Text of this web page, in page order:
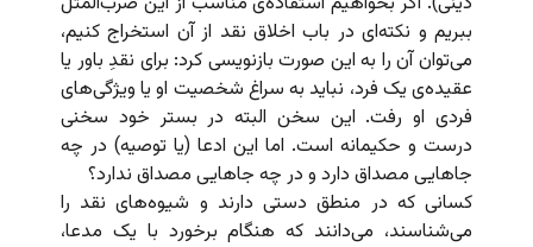
ببریم و نکته‌ای در باب اخلاق نقد از آن استخراج کنیم،
می‌توان آن را به این صورت بازنویسی کرد: برای نقدِ باور یا
عقیده‌ی یک فرد، نباید به سراغ شخصیت او یا ویژگی‌های
فردی او رفت. این سخن البته در بستر خود سخنی
درست و حکیمانه است. اما این ادعا (یا توصیه) در چه
جاهایی مصداق دارد و در چه جاهایی مصداق ندارد؟
کسانی که در منطق دستی دارند و شیوه‌های نقد را
می‌شناسند، می‌دانند که هنگام برخورد با یک مدعا،